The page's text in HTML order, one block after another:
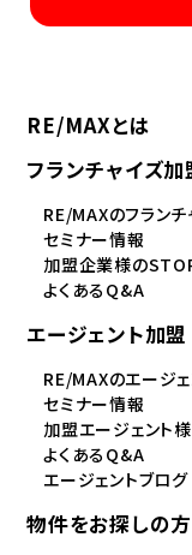
RE/MAXとは
フランチャイズ加
RE/MAXのフランチ
セミナー情報
加盟企業様の
よくあるQ&A
エージェント加盟
RE/MAXのエージ
セミナー情報
加盟エージェント
よくあるQ&A
エージェントブログ
物件をお探しの方